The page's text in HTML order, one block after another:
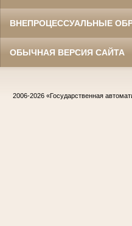
ВНЕПРОЦЕССУАЛЬНЫЕ
ОБЫЧНАЯ ВЕРСИЯ САЙТА
2006-2026 «Государственная